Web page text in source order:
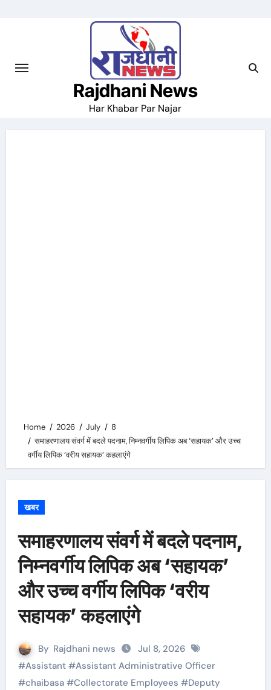
Rajdhani News
Har Khabar Par Najar
Home 2026 July
8
समाहरणालय संवर्ग में बदले पदनाम, निम्नवर्गीय लिपिक अब ‘सहायक’ और उच्च
वर्गीय लिपिक ‘वरीय सहायक’ कहलाएंगे
खबर
समाहरणालय संवर्ग में बदले पदनाम,
निम्नवर्गीय लिपिक अब ‘सहायक’
और उच्च वर्गीय लिपिक ‘वरीय
सहायक’ कहलाएंगे
By Rajdhani news
Jul 8, 2026
#Assistant#Assistant Administrative Officer
#chaibasa#Collectorate Employees #Deputy